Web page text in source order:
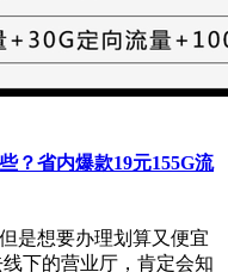
？省内爆款19元155G流
是想要办理划算又便宜
下的营业厅，肯定会知